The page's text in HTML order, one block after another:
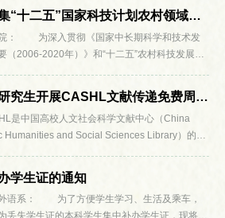
于2010年9月18日～19日在陕西...
关于征集“十二五”国家科技计划农村领域首批预备项目的通知
和技术发
（2006-2020年）》和“十二五”农村科技发展规
批预备项目（...
关于为研究生开展CASHL文献传递免费周活动的通知
中国高校人文社会科学文献中心（China
Humanities and Social Sciences Library）的英
学生证的通知
学习、生活及乘车，